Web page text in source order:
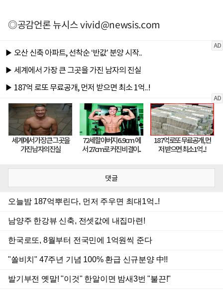
◎공감언론 뉴시스vivid@newsis.com
댓글